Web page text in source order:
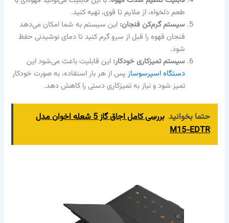
طعم دلخواه، از ملایم تا قوی، تهیه کنید.
سیستم گرم‌کن فنجان: این سیستم به شما امکان می‌دهد
فنجان قهوه را قبل از سرو گرم کنید تا دمای نوشیدنی حفظ
شود.
سیستم تمیزکاری خودکار: این قابلیت باعث می‌شود این
دستگاه اسپرسوساز پس از هر بار استفاده، به صورت خودکار
تمیز شود و نیاز به تمیزکاری دستی را کاهش دهد.
حتما بخوانید
بررسی کامل اجاق گاز 5 شعله اخوان مدل
M15-EDTR